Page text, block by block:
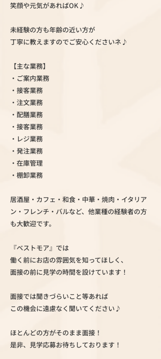
笑顔や元気があればOK♪
未経験の方も年齢の近い方が
丁寧に教えますのでご安心くださいネ♪
【主な業務】
・ご案内業務
・接客業務
・注文業務
・配膳業務
・接客業務
・レジ業務
・発注業務
・在庫管理
・棚卸業務
居酒屋・カフェ・和食・中華・焼肉・イタリア
ン・フレンチ・バルなど、他業種の経験者の方
も大歓迎です。
『ベストモア』では
働く前にお店の雰囲気を知ってほしく、
面接の前に見学の時間を設けています！
面接では聞きづらいこと等あれば
この機会に遠慮なく聞いてください♪
ほとんどの方がそのまま面接！
是非、見学応募お待ちしております！